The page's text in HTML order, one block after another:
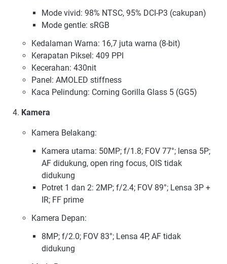
Mode vivid: 98% NTSC, 95% DCI-P3 (cakupan)
Mode gentle: sRGB
Kedalaman Warna: 16,7 juta warna (8-bit)
Kerapatan Piksel: 409 PPI
Kecerahan: 430nit
Panel: AMOLED stiffness
Kaca Pelindung: Corning Gorilla Glass 5 (GG5)
Kamera
Kamera Belakang:
Kamera utama: 50MP; f/1.8; FOV 77°; lensa 5P;
AF didukung, open ring focus, OIS tidak
didukung
Potret 1 dan 2: 2MP; f/2.4; FOV 89°; Lensa 3P +
IR; FF prime
Kamera Depan:
8MP; f/2.0; FOV 83°; Lensa 4P, AF tidak
didukung